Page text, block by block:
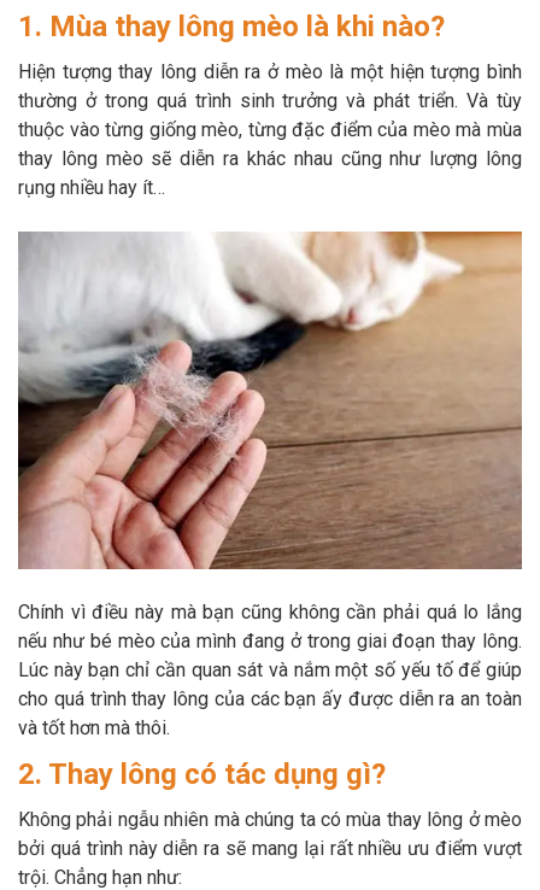
TIN TỨC
Thông tin về khách sạn,
spa cho thú cưng
Thông tin về chó
Chính sách mua hàng Chính sách vận chuyển
Chính sách bảo hành Chính sách bảo mật
Chính sách đổi trả
LIÊN HỆ
0929894774
1. Mùa thay lông mèo là khi nào?
Hiện tượng thay lông diễn ra ở mèo là một hiện tượng bình
thường ở trong quá trình sinh trưởng và phát triển. Và tùy
thuộc vào từng giống mèo, từng đặc điểm của mèo mà mùa
thay lông mèo sẽ diễn ra khác nhau cũng như lượng lông
rụng nhiều hay ít…
Chính vì điều này mà bạn cũng không cần phải quá lo lắng
nếu như bé mèo của mình đang ở trong giai đoạn thay lông.
Lúc này bạn chỉ cần quan sát và nắm một số yếu tố để giúp
cho quá trình thay lông của các bạn ấy được diễn ra an toàn
và tốt hơn mà thôi.
2. Thay lông có tác dụng gì?
Không phải ngẫu nhiên mà chúng ta có mùa thay lông ở mèo
bởi quá trình này diễn ra sẽ mang lại rất nhiều ưu điểm vượt
trội. Chẳng hạn như: